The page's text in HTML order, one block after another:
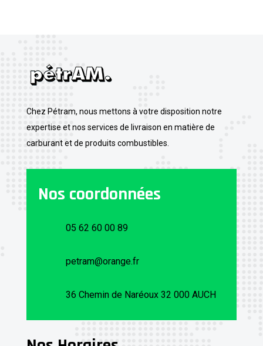
Chez Pétram, nous mettons à votre disposition notre
expertise et nos services de livraison en matière de
carburant et de produits combustibles.
Nos coordonnées
05 62 60 00 89
petram@orange.fr
36 Chemin de Naréoux 32 000 AUCH